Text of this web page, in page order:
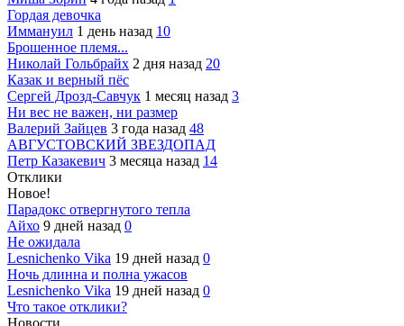
Гордая девочка
Иммануил 1 день назад 10
Брошенное племя...
Николай Гольбрайх 2 дня назад 20
Казак и верный пёс
Сергей Дрозд-Савчук 1 месяц назад 3
Ни вес не важен, ни размер
Валерий Зайцев 3 года назад 48
АВГУСТОВСКИЙ ЗВЕЗДОПАД
Петр Казакевич 3 месяца назад 14
Отклики
Новое!
Парадокс отвергнутого тепла
Айхо 9 дней назад 0
Не ожидала
Lesnichenko Vika 19 дней назад 0
Ночь длинна и полна ужасов
Lesnichenko Vika 19 дней назад 0
Что такое отклики?
Новости